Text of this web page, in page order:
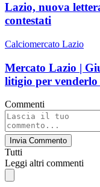
Lazio, nuova
contestati
Calciomercato Lazio
Mercato Lazio |
litigio per
Commenti
Invia Commento
Tutti
Leggi altri commenti